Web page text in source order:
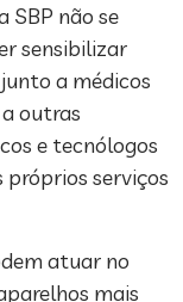
SBP não se
sensibilizar
a médicos
outras
e tecnólogos
próprios serviços
atuar no
mais